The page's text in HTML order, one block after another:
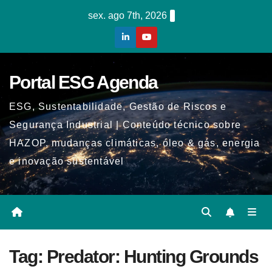
sex. ago 7th, 2026
Portal ESG Agenda
ESG, Sustentabilidade, Gestão de Riscos e
Segurança Industrial | Conteúdo técnico sobre
HAZOP, mudanças climáticas, óleo & gás, energia
e inovação sustentável
Tag: Predator: Hunting Grounds